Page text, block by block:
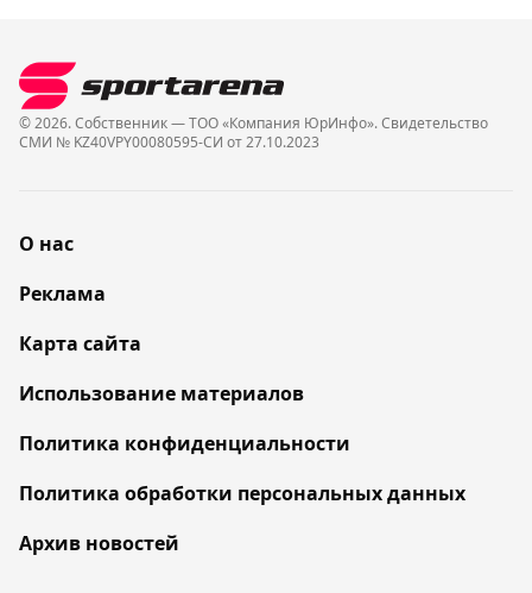
© 2026. Собственник — ТОО «Компания ЮрИнфо». Cвидетельство
СМИ № KZ40VPY00080595-СИ от 27.10.2023
О нас
Реклама
Карта сайта
Использование материалов
Политика конфиденциальности
Политика обработки персональных данных
Архив новостей